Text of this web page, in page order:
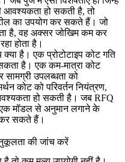
हो सकती है, तो
का उपयोग कर सकते हैं। जो
है, वह अक्सर जोखिम कम कर
होता है।
क्या है। एक प्रोटोटाइप कोट गति
है। एक कम-मात्रा कोट
सामग्री उपलब्धता को
कोट को परिवर्तन नियंत्रण,
हो सकती है। जब RFQ
एक मॉडल से अनुमान लगाने के
कर सकते हैं।
की जांच करें